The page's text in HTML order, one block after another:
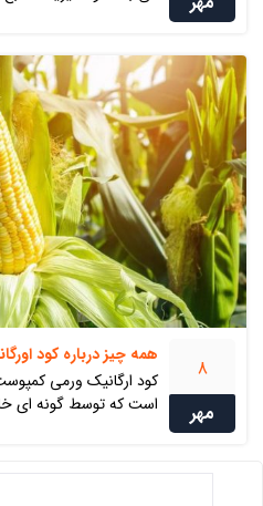
8
مهر
همه چیز درباره کود
کود ارگانیک ورمی
است که توسط گونه ای